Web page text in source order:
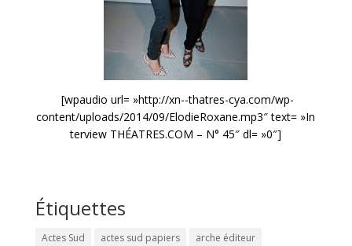
[wpaudio url= »http://xn--thatres-cya.com/wp-
content/uploads/2014/09/ElodieRoxane.mp3″ text= »In
terview THÉATRES.COM – N° 45″ dl= »0″]
Étiquettes
Actes Sud actes sud papiers
arche éditeur